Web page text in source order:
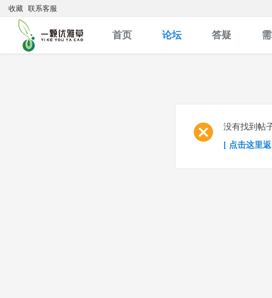
收藏 联系客服
首页 论坛 答疑
没有找到帖
[ 点击这里